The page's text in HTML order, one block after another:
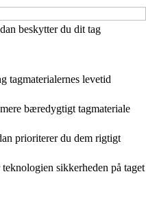
beskytter du dit tag
tagmaterialernes levetid
bæredygtigt tagmateriale
prioriterer du dem rigtigt
sikkerheden på taget